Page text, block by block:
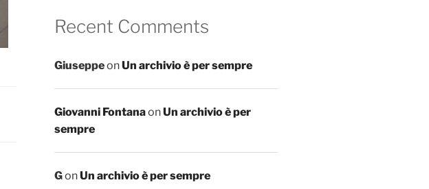
Recent Comments
GiuseppeonUn archivio è per sempre
Giovanni FontanaonUn archivio è per
sempre
GonUn archivio è per sempre